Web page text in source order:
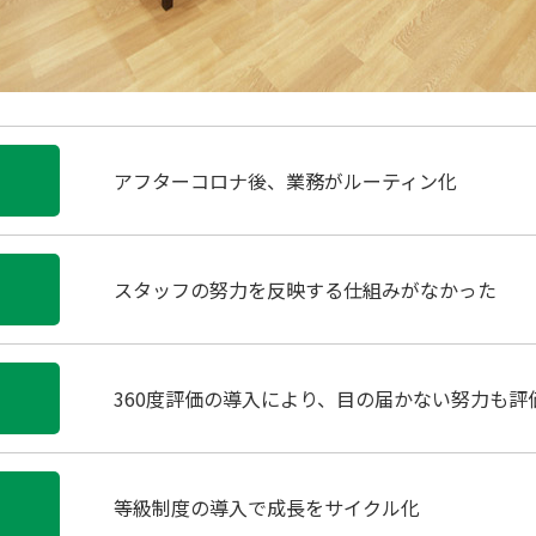
アフターコロナ後、業務がルーティン化
スタッフの努力を反映する仕組みがなかった
360度評価の導入により、目の届かない努力も評
等級制度の導入で成長をサイクル化